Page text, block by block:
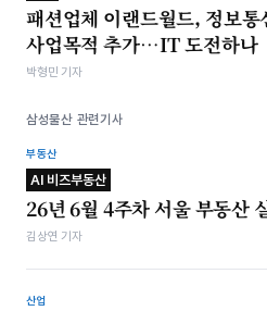
패션업체 이랜드월드, 정보통
사업목적 추가…IT 도전하나
박형민 기자
삼성물산 관련기사
부동산
AI 비즈부동산
26년 6월 4주차 서울 부동산
김상연 기자
산업